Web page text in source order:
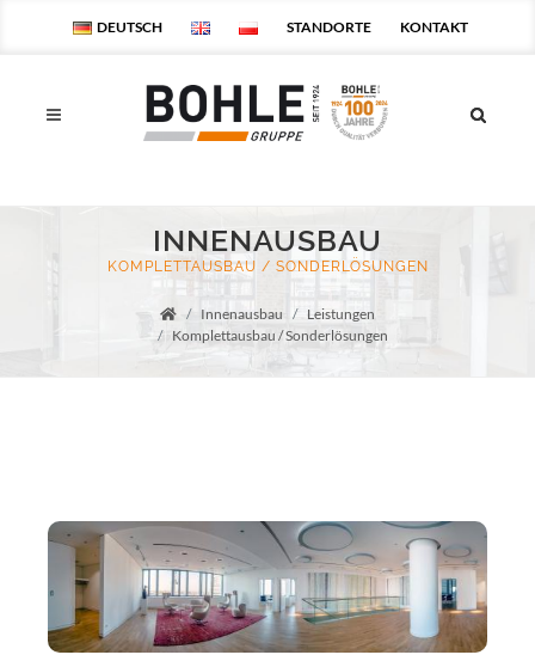
DEUTSCH STANDORTE KONTAKT
INNENAUSBAU
KOMPLETTAUSBAU / SONDERLÖSUNGEN
Startseite
Innenausbau
Leistungen
Komplettausbau / Sonderlösungen